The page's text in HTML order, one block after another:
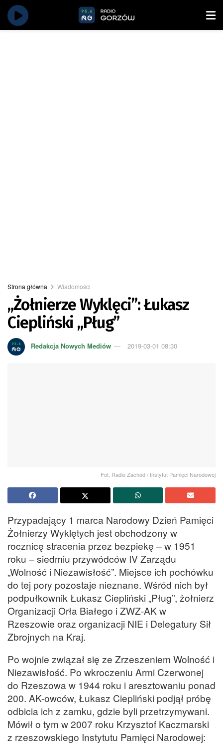
Strona główna Wiadomości
„Żołnierze Wyklęci”: Łukasz
Ciepliński „Pług”
Redakcja Nowych Mediów 2019-03-01 08:30
Fot. Radio Zachód / Instytut Pamięci Narodowej
Przypadający 1 marca Narodowy Dzień Pamięci
Żołnierzy Wyklętych jest obchodzony w
rocznicę stracenia przez bezpiekę – w 1951
roku – siedmiu przywódców IV Zarządu
„Wolność i Niezawisłość”. Miejsce ich pochówku
do tej pory pozostaje nieznane. Wśród nich był
podpułkownik Łukasz Ciepliński „Pług”, żołnierz
Organizacji Orła Białego i ZWZ-AK w
Rzeszowie oraz organizacji NIE i Delegatury Sił
Zbrojnych na Kraj.
Po wojnie związał się ze Zrzeszeniem Wolność i
Niezawisłość. Po wkroczeniu Armi Czerwonej
do Rzeszowa w 1944 roku i aresztowaniu ponad
200. AK-owców, Łukasz Ciepliński podjął próbę
odbicia ich z zamku, gdzie byli przetrzymywani.
Mówił o tym w 2007 roku Krzysztof Kaczmarski
z rzeszowskiego Instytutu Pamięci Narodowej: